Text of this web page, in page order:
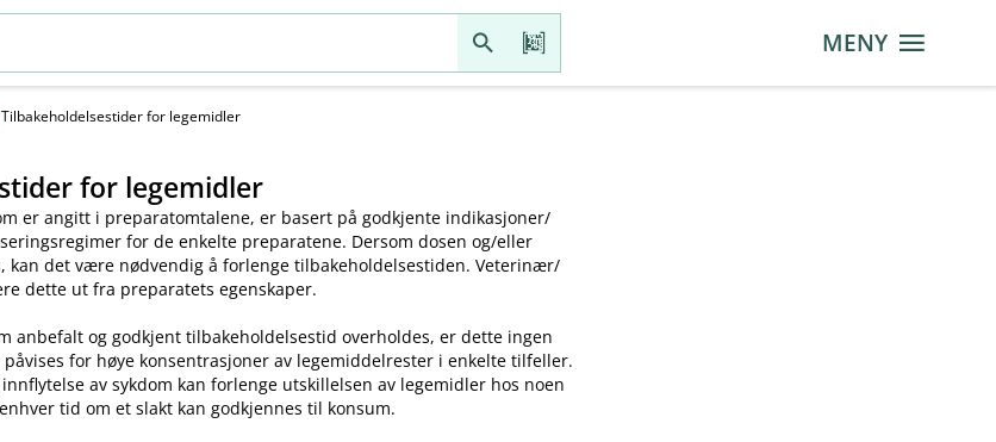
MENY
Tilbakeholdelsestider for legemidler
for legemidler
er angitt i preparatomtalene, er basert på godkjente indikasjoner​/​
for de enkelte preparatene. Dersom dosen og​/​eller
kan det være nødvendig å forlenge tilbakeholdelsestiden. Veterinær​/​
dette ut fra preparatets egenskaper.
anbefalt og godkjent tilbakeholdelsestid overholdes, er dette ingen
for høye konsentrasjoner av legemiddelrester i enkelte tilfeller.
av sykdom kan forlenge utskillelsen av legemidler hos noen
tid om et slakt kan godkjennes til konsum.